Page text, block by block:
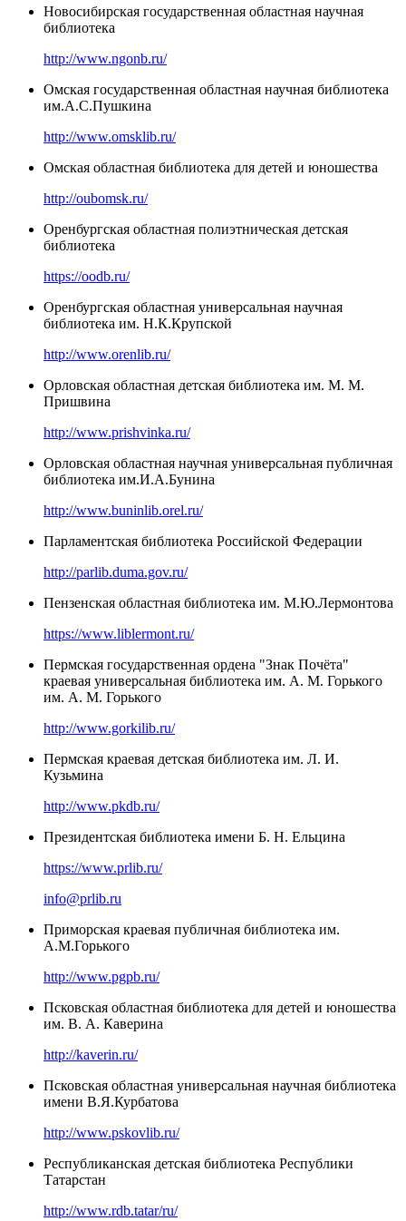
Новосибирская государственная областная научная
библиотека
http://www.ngonb.ru/
Омская государственная областная научная библиотека
им.А.С.Пушкина
http://www.omsklib.ru/
Омская областная библиотека для детей и юношества
http://oubomsk.ru/
Оренбургская областная полиэтническая детская
библиотека
https://oodb.ru/
Оренбургская областная универсальная научная
библиотека им. Н.К.Крупской
http://www.orenlib.ru/
Орловская областная детская библиотека им. М. М.
Пришвина
http://www.prishvinka.ru/
Орловская областная научная универсальная публичная
библиотека им.И.А.Бунина
http://www.buninlib.orel.ru/
Парламентская библиотека Российской Федерации
http://parlib.duma.gov.ru/
Пензенская областная библиотека им. М.Ю.Лермонтова
https://www.liblermont.ru/
Пермская государственная ордена "Знак Почёта"
краевая универсальная библиотека им. А. М. Горького
им. А. М. Горького
http://www.gorkilib.ru/
Пермская краевая детская библиотека им. Л. И.
Кузьмина
http://www.pkdb.ru/
Президентская библиотека имени Б. Н. Ельцина
https://www.prlib.ru/
info@prlib.ru
Приморская краевая публичная библиотека им.
А.М.Горького
http://www.pgpb.ru/
Псковская областная библиотека для детей и юношества
им. В. А. Каверина
http://kaverin.ru/
Псковская областная универсальная научная библиотека
имени В.Я.Курбатова
http://www.pskovlib.ru/
Республиканская детская библиотека Республики
Татарстан
http://www.rdb.tatar/ru/